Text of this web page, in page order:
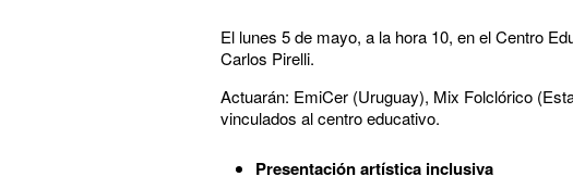
El lunes 5 de mayo, a la hora 10, en el Centro
Carlos Pirelli.
Actuarán: EmiCer (Uruguay), Mix Folclórico
vinculados al centro educativo.
Presentación artística inclusiva